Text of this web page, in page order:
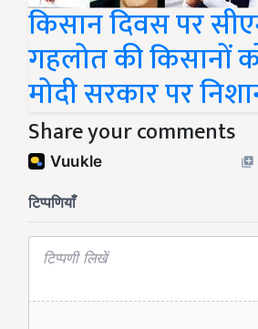
किसान दिवस पर
गहलोत की किसानों
मोदी सरकार पर
Share your comments